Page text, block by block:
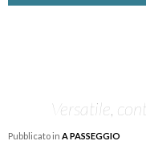
Versatile,
Pubblicato in A PASSEGGIO